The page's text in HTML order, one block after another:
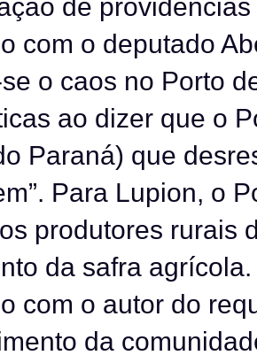
de
com o deputado
o caos no Porto
ao dizer que o
Paraná) que
Para Lupion, o
produtores rurais
da safra agrícola.
com o autor do
da